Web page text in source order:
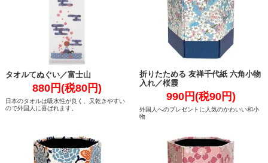
タオルてぬぐい／富士山
880円(税80円)
日本のタオルは吸水性が良く、又乾きやすい
ので外国人に喜ばれます。
折りたためる 友禅千代紙 六角小物
入れ／桜霞
990円(税90円)
外国人へのプレゼントに人気のかわいい和小
物